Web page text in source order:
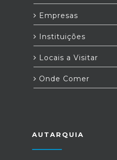
Empresas
Instituições
Locais a Visitar
Onde Comer
AUTARQUIA